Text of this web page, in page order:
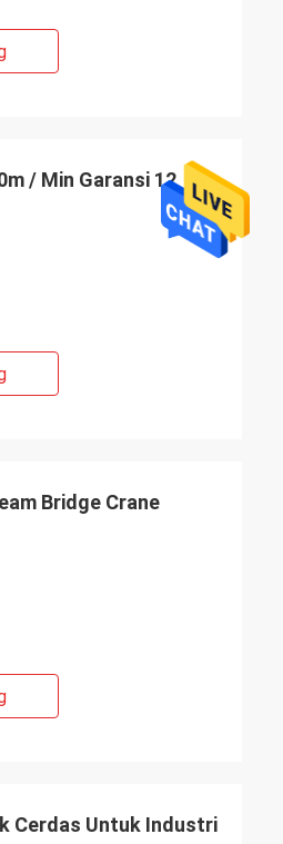
/ Min Garansi 12
Bridge Crane
Cerdas Untuk Industri